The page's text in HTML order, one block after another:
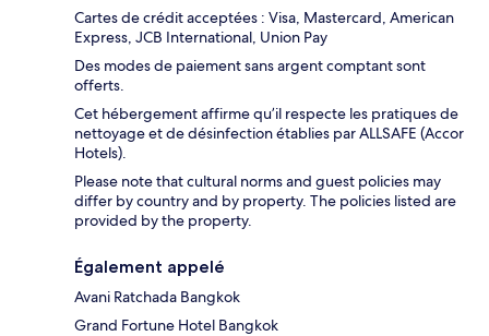
Cartes de crédit acceptées : Visa, Mastercard, American
Express, JCB International, Union Pay
Des modes de paiement sans argent comptant sont
offerts.
Cet hébergement affirme qu’il respecte les pratiques de
nettoyage et de désinfection établies par ALLSAFE (Accor
Hotels).
Please note that cultural norms and guest policies may
differ by country and by property. The policies listed are
provided by the property.
Également appelé
Avani Ratchada Bangkok
Grand Fortune Hotel Bangkok